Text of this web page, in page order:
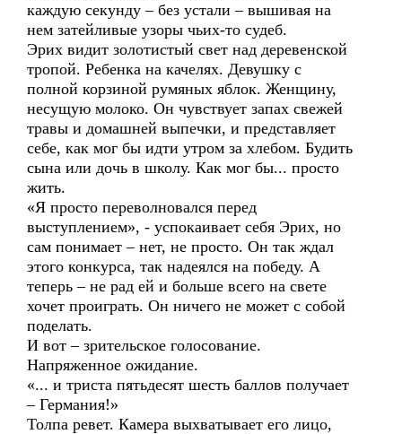
каждую секунду – без устали – вышивая на
нем затейливые узоры чьих-то судеб.
Эрих видит золотистый свет над деревенской
тропой. Ребенка на качелях. Девушку с
полной корзиной румяных яблок. Женщину,
несущую молоко. Он чувствует запах свежей
травы и домашней выпечки, и представляет
себе, как мог бы идти утром за хлебом. Будить
сына или дочь в школу. Как мог бы... просто
жить.
«Я просто переволновался перед
выступлением», - успокаивает себя Эрих, но
сам понимает – нет, не просто. Он так ждал
этого конкурса, так надеялся на победу. А
теперь – не рад ей и больше всего на свете
хочет проиграть. Он ничего не может с собой
поделать.
И вот – зрительское голосование.
Напряженное ожидание.
«... и триста пятьдесят шесть баллов получает
– Германия!»
Толпа ревет. Камера выхватывает его лицо,